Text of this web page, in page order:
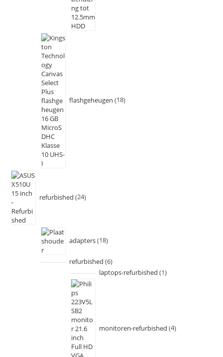
flashgeheugen 18
refurbished 24
adapters 18
refurbished 6
laptops-refurbished 1
monitoren-refurbished 4